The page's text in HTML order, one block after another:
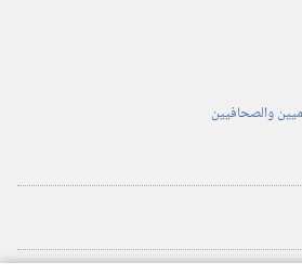
والصحافيين